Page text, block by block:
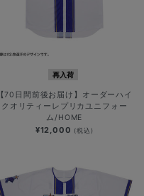
再入荷
【70日間前後お届け】オーダーハイ
クオリティーレプリカユニフォー
ム/HOME
¥12,000 (税込)